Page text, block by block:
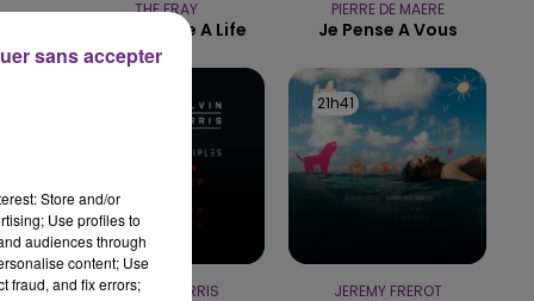
10h00 - 14h00
LE TICKET DE CAISSE
THE FRAY
How To Save A Life
PIERRE DE MAERE
Je Pense A Vous
CALVIN HARRIS
21h41
21h41
JEREMY FREROT
Store and/or
Use profiles to
audiences through
content; Use
fraud, and fix errors;
sans accepter